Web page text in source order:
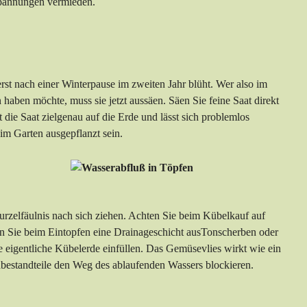
nach einer Winterpause im zweiten Jahr blüht. Wer also im
möchte, muss sie jetzt aussäen. Säen Sie feine Saat direkt
Saat zielgenau auf die Erde und lässt sich problemlos
Garten ausgepflanzt sein.
nach sich ziehen. Achten Sie beim Kübelkauf auf
beim Eintopfen eine Drainageschicht ausTonscherben oder
Kübelerde einfüllen. Das Gemüsevlies wirkt wie ein
den Weg des ablaufenden Wassers blockieren.